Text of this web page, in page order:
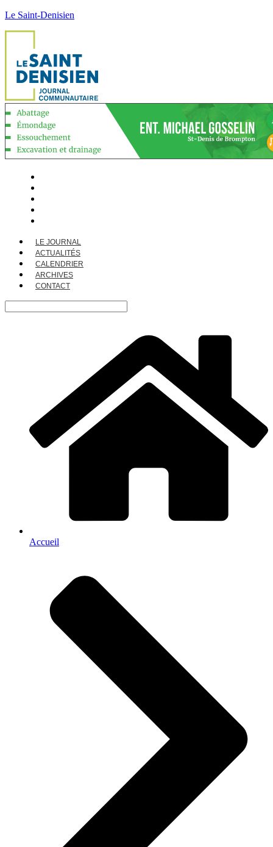
Le Saint-Denisien
LE JOURNAL
ACTUALITÉS
CALENDRIER
ARCHIVES
CONTACT
Accueil